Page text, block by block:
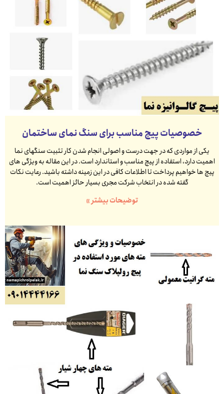
خصوصیات پیچ مناسب برای سنگ نمای ساختمان
یکی از مواردی که در جهت درست و اصولی انجام شدن کار تثبیت سنگهای نما
اهمیت دارد، استفاده از پیچ مناسب و استاندارد است. در این مقاله به ویژگی های
پیچ ها خواهیم پرداخت تا اطلاعات کافی در این زمینه داشته باشید. رعایت نکات
گفته شده در انتخاب شرکت مجری بسیار حائز اهمیت است.
توضیحات بیشتر »